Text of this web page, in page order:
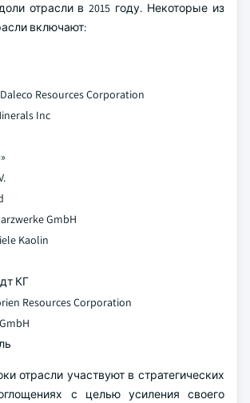
отрасли в 2015 году. Некоторые из
включают:
Resources Corporation
Inc
GmbH
Kaolin
КГ
Resources Corporation
отрасли участвуют в стратегических
с целью усиления своего